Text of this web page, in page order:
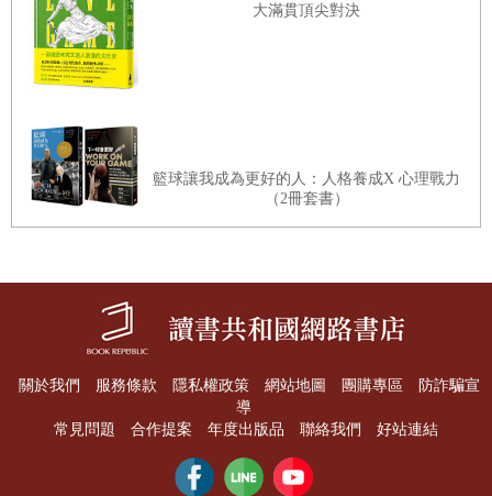
陽／去聽聽蛙鳴聲／青蛙 牠們的生態／蠑螈與山椒魚
知的生活／生物月曆
魚類、貝類
觀察時的用具與服裝／思索我們的河川吧／來調查河川污染吧／棲息
在河川上游與中游的生物／香魚 在河裡與海中度過
鮭魚——迴游之後，回到出生的河川／棲息在河川下游的生物／棲息
來看看潮池吧／被海浪沖上岸的東西／魚店裡看得到的魚類及貝類／
●亞馬遜是生物的寶庫
大滿貫頂尖對決
籃球讓我成為更好的人：人格養成X 心理戰力
（2冊套書）
關於我們 服務條款 隱私權政策 網站地圖 團購專區
防詐騙宣
導
常見問題
合作提案 年度出版品 聯絡我們 好站連結